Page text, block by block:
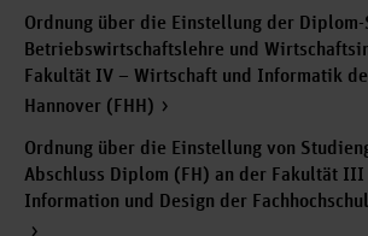
Ordnung über die Einstellung der Diplom-
Betriebswirtschaftslehre und
Fakultät IV – Wirtschaft und Informatik
Hannover (FHH)
Ordnung über die Einstellung von
Abschluss Diplom (FH) an der Fakultät
Information und Design der